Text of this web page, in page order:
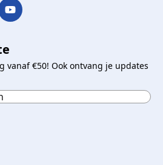
vanaf €50! Ook ontvang je updates